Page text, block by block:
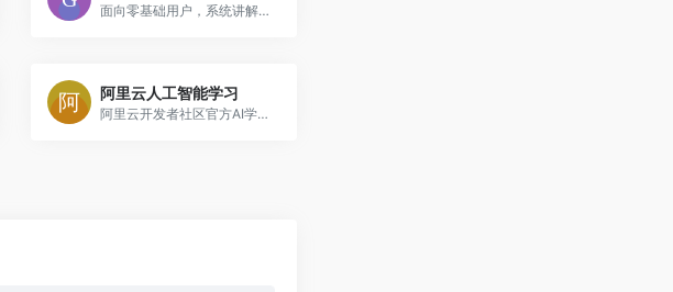
面向零基础用户，系统讲解生成式 AI 的原理、模型类型与应用方法，涵盖实践工具、案例与伦理安全，让你快速上手生成式 AI 技术。
阿里云人工智能学习
阿里云开发者社区官方AI学习路线，覆盖数据科学、深度学习、云上AI实践。提供学+测一体化服务，助你快速掌握阿里云AI技术。